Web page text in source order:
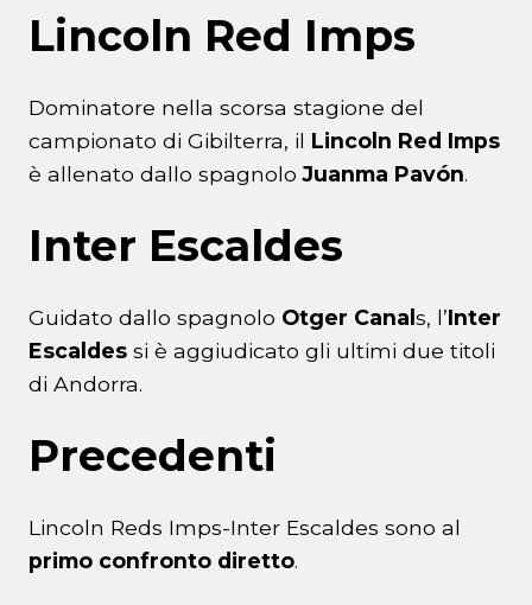
Lincoln Red Imps
Dominatore nella scorsa stagione del
campionato di Gibilterra, il Lincoln Red Imps
è allenato dallo spagnoloJuanma Pavón.
Inter Escaldes
Guidato dallo spagnolo Otger Canal s, l’Inter
Escaldes si è aggiudicato gli ultimi due titoli
di Andorra.
Precedenti
Lincoln Reds Imps-Inter Escaldes sono al
primo confronto diretto.